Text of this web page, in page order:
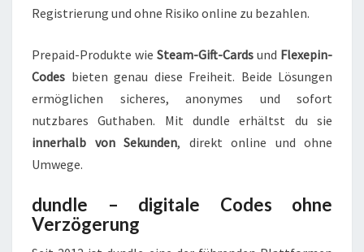
Registrierung und ohne Risiko online zu bezahlen.
Prepaid-Produkte wie Steam-Gift-Cards und Flexepin-
Codes bieten genau diese Freiheit. Beide Lösungen
ermöglichen sicheres, anonymes und sofort
nutzbares Guthaben. Mit dundle erhältst du sie
innerhalb von Sekunden, direkt online und ohne
Umwege.
dundle – digitale Codes ohne
Verzögerung